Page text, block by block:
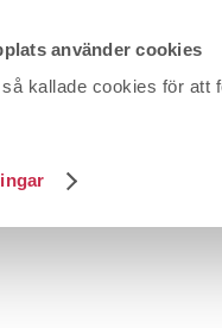
använder cookies
kallade cookies för att